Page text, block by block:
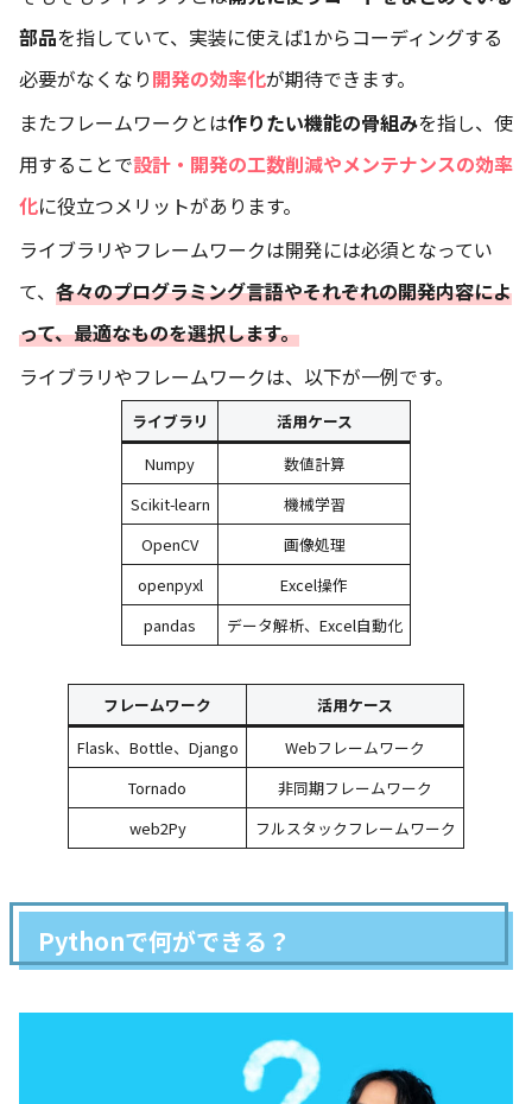
部品を指していて、実装に使えば1からコーディングする
必要がなくなり開発の効率化が期待できます。
またフレームワークとは作りたい機能の骨組みを指し、使
用することで設計・開発の工数削減やメンテナンスの効率
化に役立つメリットがあります。
ライブラリやフレームワークは開発には必須となってい
て、 各々のプログラミング言語やそれぞれの開発内容によ
って、最適なものを選択します。
ライブラリやフレームワークは、以下が一例です。
ライブラリ
活用ケース
Numpy
数値計算
Scikit-learn
機械学習
OpenCV
画像処理
openpyxl
Excel操作
pandas
データ解析、Excel自動化
フレームワーク
活用ケース
Flask、Bottle、Django
Webフレームワーク
Tornado
非同期フレームワーク
web2Py
フルスタックフレームワーク
Pythonで何ができる？